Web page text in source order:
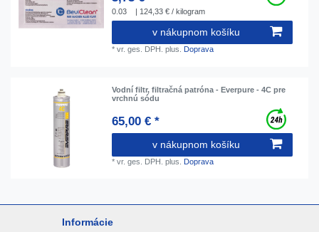
0.03 | 124,33 € / kilogram
v nákupnom košíku
*vr. ges. DPH. plus. Doprava
Vodní filtr, filtračná patróna - Everpure - 4C pre
vrchnú sódu
65,00 € *
v nákupnom košíku
*vr. ges. DPH. plus. Doprava
Informácie